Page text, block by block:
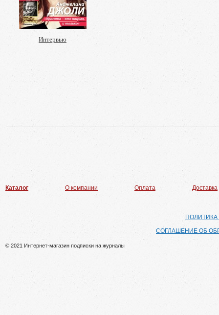
Интервью
Каталог О компании Оплата Доставка
СОГЛАШЕНИЕ ОБ
© 2021 Интернет-магазин подписки на журналы